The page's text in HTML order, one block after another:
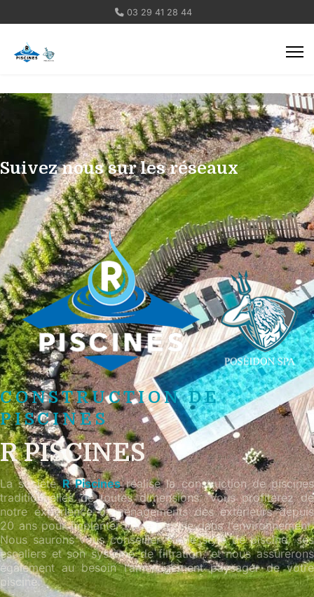
03 29 41 28 44
Suivez nous sur les réseaux
CONSTRUCTION DE
PISCINES
R PISCINES
La sociétéR Piscinesréalise la construction de piscines
traditionnelles de toutes dimensions. Vous profiterez de
notre expérience d’aménagements des extérieurs depuis
20 ans pour implanter votre piscine dans l’environnement.
Nous saurons vous conseiller sur le style de piscine, ses
escaliers et son système de filtration, et nous assurerons
également au besoin l’aménagement paysager de votre
piscine.